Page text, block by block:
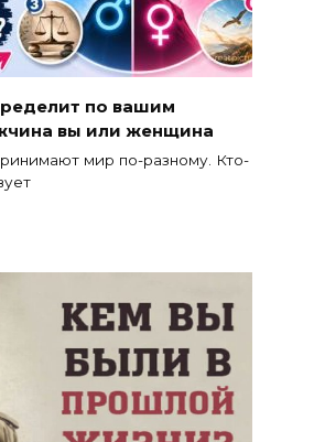
по вашим
вы или женщина
мир по-разному. Кто-